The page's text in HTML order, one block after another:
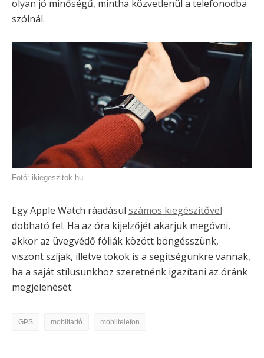
olyan jó minőségű, mintha közvetlenül a telefonodba
szólnál.
Fotó: ikiegeszitok.hu
Egy Apple Watch ráadásul számos kiegészítővel
dobható fel. Ha az óra kijelzőjét akarjuk megóvni,
akkor az üvegvédő fóliák között böngésszünk,
viszont szíjak, illetve tokok is a segítségünkre vannak,
ha a saját stílusunkhoz szeretnénk igazítani az óránk
megjelenését.
GPS mobiltartó mobiltelefon